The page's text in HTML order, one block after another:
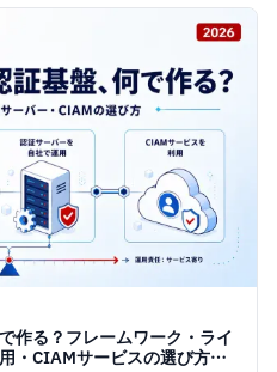
作る？フレームワーク・ライ
・CIAMサービスの選び方